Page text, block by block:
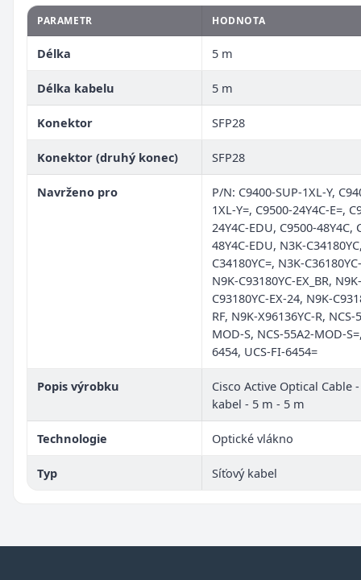
PARAMETR HODNOTA
Délka 5 m
Délka kabelu 5 m
Konektor SFP28
Konektor (druhý konec) SFP28
Navrženo pro
P/N: C9400-SUP-1XL-Y,
1XL-Y=, C9500-24Y4C-E=,
24Y4C-EDU, C9500-48Y4C,
48Y4C-EDU, N3K-
C34180YC=, N3K-
N9K-C93180YC-EX_BR, N9K-
C93180YC-EX-24, N9K-
RF, N9K-X96136YC-R, NCS-
MOD-S, NCS-55A2-MOD-
6454, UCS-FI-6454=
Popis výrobku
Cisco Active Optical Cable
kabel - 5 m - 5 m
Technologie Optické vlákno
Typ Síťový kabel